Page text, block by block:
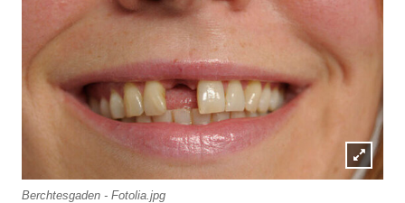
Lightbox
Berchtesgaden - Fotolia.jpg